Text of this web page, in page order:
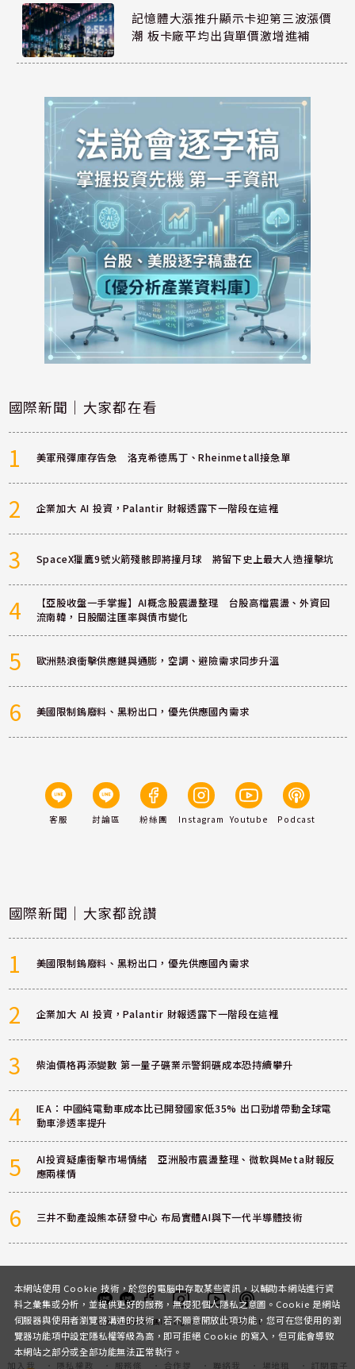
記憶體大漲推升顯示卡迎第三波漲價
潮 板卡廠平均出貨單價激增進補
國際新聞｜大家都在看
1 美軍飛彈庫存告急 洛克希德馬丁、Rheinmetall接急單
2 企業加大 AI 投資，Palantir 財報透露下一階段在這裡
3 SpaceX獵鷹9號火箭殘骸即將撞月球 將留下史上最大人造撞擊坑
4
【亞股收盤一手掌握】AI概念股震盪整理 台股高檔震盪、外資回
流南韓，日股關注匯率與債市變化
5 歐洲熱浪衝擊供應鏈與通膨，空調、避險需求同步升溫
6 美國限制鎢廢料、黑粉出口，優先供應國內需求
客服 討論區 粉絲團 Instagram Youtube Podcast
國際新聞｜大家都說讚
1 美國限制鎢廢料、黑粉出口，優先供應國內需求
2 企業加大 AI 投資，Palantir 財報透露下一階段在這裡
3 柴油價格再添變數 第一量子礦業示警銅礦成本恐持續攀升
4
IEA：中國純電動車成本比已開發國家低35% 出口勁增帶動全球電
動車滲透率提升
5
AI投資疑慮衝擊市場情緒 亞洲股市震盪整理、微軟與Meta財報反
應兩樣情
6 三井不動產設熊本研發中心 布局實體AI與下一代半導體技術
客服 討論區粉絲團InstagramYoutubePodcast
加入我 隱私權政 服務條 合作提 聯絡我 場地租 訂閱電子
本網站使用 Cookie 技術，於您的電腦中存取某些資訊，以輔助本網站進行資
料之彙集或分析，並提供更好的服務，無侵犯個人隱私之意圖。Cookie 是網站
伺服器與使用者瀏覽器溝通的技術，若不願意開放此項功能，您可在您使用的瀏
覽器功能項中設定隱私權等級為高，即可拒絕 Cookie 的寫入，但可能會導致
本網站之部分或全部功能無法正常執行。